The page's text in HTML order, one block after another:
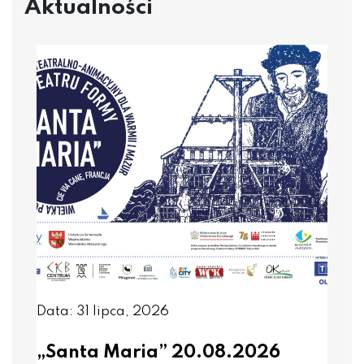
Aktualności
Data: 31 lipca, 2026
„Santa Maria” 20.08.2026